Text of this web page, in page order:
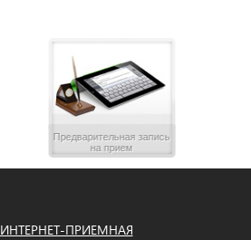
Предварительная запись
на прием
ИНТЕРНЕТ-ПРИЕМНАЯ